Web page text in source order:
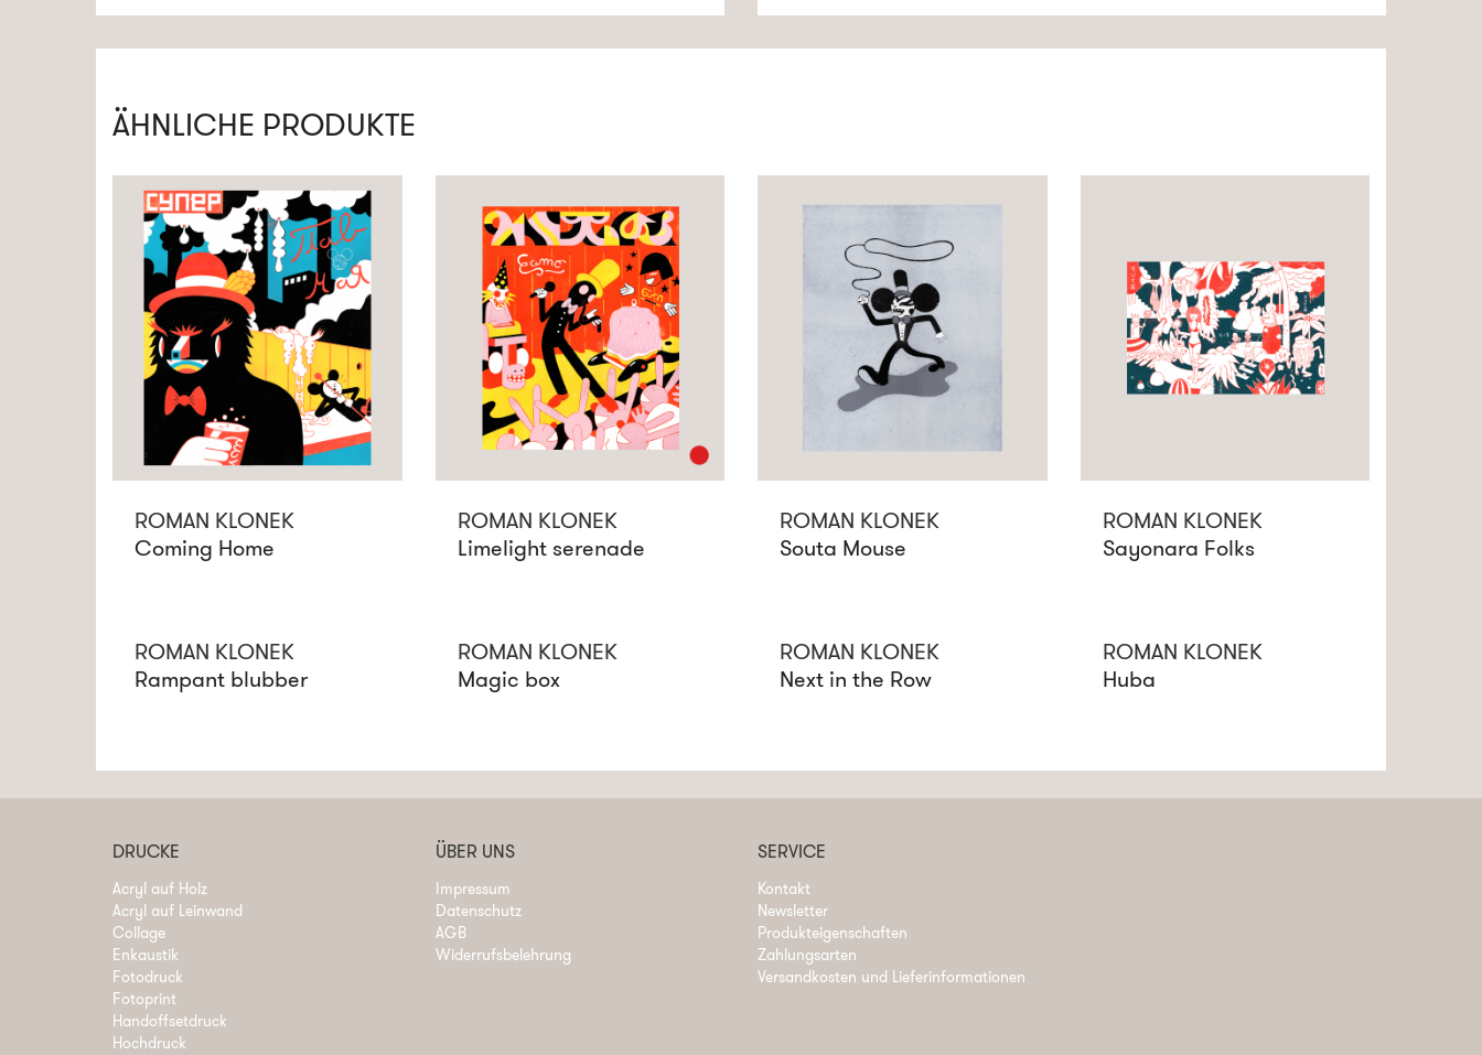
ÄHNLICHE PRODUKTE
ROMAN KLONEK
Coming Home
ROMAN KLONEK
Limelight serenade
ROMAN KLONEK
Souta Mouse
ROMAN KLONEK
Sayonara Folks
ROMAN KLONEK
Rampant blubber
ROMAN KLONEK
Magic box
ROMAN KLONEK
Next in the Row
ROMAN KLONEK
Huba
DRUCKE
Acryl auf Holz
Acryl auf Leinwand
Collage
Enkaustik
Fotodruck
Fotoprint
Handoffsetdruck
Hochdruck
ÜBER UNS
Impressum
Datenschutz
AGB
Widerrufsbelehrung
SERVICE
Kontakt
Newsletter
Produkteigenschaften
Zahlungsarten
Versandkosten und Lieferinformationen